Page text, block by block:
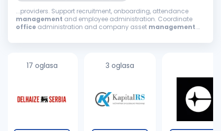
...providers. Support recruitment, onboarding, attendance
management and employee administration. Coordinate
office administration and company asset management.
17 oglasa 3 oglasa